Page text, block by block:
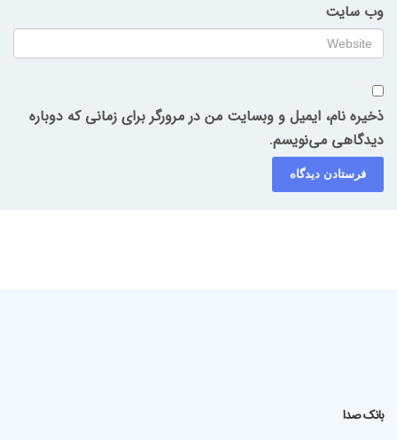
وب‌ سایت
ذخیره نام، ایمیل و وبسایت من در مرورگر برای زمانی که دوباره
دیدگاهی می‌نویسم.
بانک صدا